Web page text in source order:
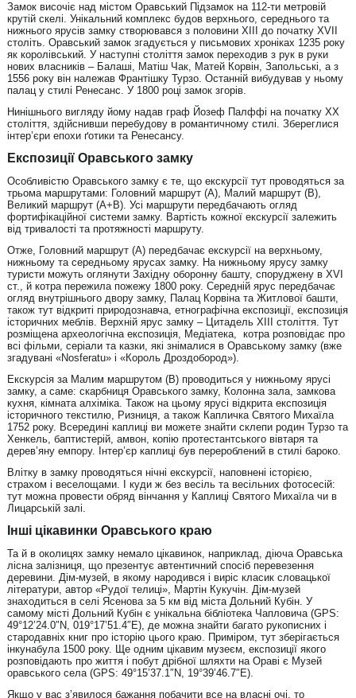
Замок височіє над містом Оравський Підзамок на 112-ти метровій
крутій скелі. Унікальний комплекс будов верхнього, середнього та
нижнього ярусів замку створювався з половини XIII до початку XVII
століть. Оравський замок згадується у письмових хроніках 1235 року
як королівський. У наступні століття замок переходив з рук в руки
нових власників – Балаші, Матіш Чак, Матей Корвін, Запольські, а з
1556 року він належав Франтішку Турзо. Останній вибудував у ньому
палац у стилі Ренесанс. У 1800 році замок згорів.
Нинішнього вигляду йому надав граф Йозеф Палффі на початку XX
століття, здійснивши перебудову в романтичному стилі. Збереглися
інтер’єри епохи ґотики та Ренесансу.
Експозиції Оравського замку
Особливістю Оравського замку є те, що екскурсії тут проводяться за
трьома маршрутами: Головний маршрут (А), Малий маршрут (В),
Великий маршрут (А+В). Усі маршрути передбачають огляд
фортифікаційної системи замку. Вартість кожної екскурсії залежить
від тривалості та протяжності маршруту.
Отже, Головний маршрут (А) передбачає екскурсії на верхньому,
нижньому та середньому ярусах замку. На нижньому ярусу замку
туристи можуть оглянути Західну оборонну башту, споруджену в XVI
ст., й котра пережила пожежу 1800 року. Середній ярус передбачає
огляд внутрішнього двору замку, Палац Корвіна та Житлової башти,
також тут відкриті природознавча, етнографічна експозиції, експозиція
історичних меблів. Верхній ярус замку – Цитадель XIII століття. Тут
розміщена археологічна експозиція, Медіатека, котра розповідає про
всі фільми, серіали та казки, які знімалися в Оравському замку (вже
згадувані «Nosferatu» і «Король Дроздобород»).
Екскурсія за Малим маршрутом (В) проводиться у нижньому ярусі
замку, а саме: скарбниця Оравського замку, Колонна зала, замкова
кухня, кімната алхіміка. Також на цьому ярусі відкрита експозиція
історичного текстилю, Ризниця, а також Капличка Святого Михаїла
1752 року. Всередині каплиці ви можете знайти склепи родин Турзо та
Хенкель, баптистерій, амвон, копію протестантського вівтаря та
дерев’яну емпору. Інтер’єр каплиці був перероблений в стилі бароко.
Влітку в замку проводяться нічні екскурсії, наповнені історією,
страхом і веселощами. І куди ж без весіль та весільних фотосесій:
тут можна провести обряд вінчання у Каплиці Святого Михаїла чи в
Лицарській залі.
Інші цікавинки Оравського краю
Та й в околицях замку немало цікавинок, наприклад, діюча Оравська
лісна залізниця, що презентує автентичний спосіб перевезення
деревини. Дім-музей, в якому народився і виріс класик словацької
літератури, автор «Рудої телиці», Мартін Кукучін. Дім-музей
знаходиться в селі Ясенова за 5 км від міста Дольний Кубін. У
самому місті Дольний Кубін є унікальна бібліотека Чапловича (GPS:
49°12’24.0″N, 019°17’51.4″E), де можна знайти багато рукописних і
стародавніх книг про історію цього краю. Приміром, тут зберігається
інкунабула 1500 року. Ще одним цікавим музеєм, експозиції якого
розповідають про життя і побут дрібної шляхти на Ораві є Музей
оравського села (GPS: 49°15’37.1″N, 19°39’46.7″E).
Якщо у вас з’явилося бажання побачити все на власні очі, то